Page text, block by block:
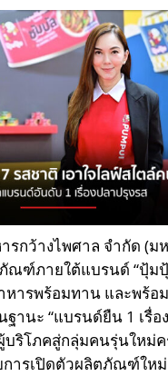
กว้างไพศาล จำกัด (ม
ณฑ์ภายใต้แบรนด์ “ปุ้มปุ้
หารพร้อมทาน และพร้อ
านะ “แบรนด์ยืน 1 เรื่อ
บริโภคสู่กลุ่มคนรุ่นใหม่
การเปิดตัวผลิตภัณฑ์ใหม่